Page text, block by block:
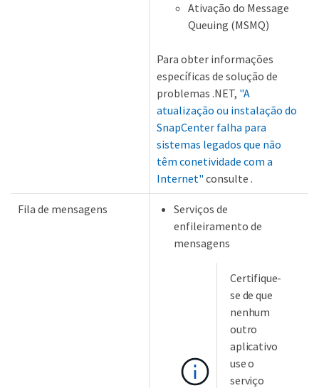
Ativação do Message
Queuing (MSMQ)
Para obter informações
específicas de solução de
problemas .NET, "A
atualização ou instalação do
SnapCenter falha para
sistemas legados que não
têm conetividade com a
Internet" consulte .
Fila de mensagens
Serviços de
enfileiramento de
mensagens
Certifique-
se de que
nenhum
outro
aplicativo
use o
serviço